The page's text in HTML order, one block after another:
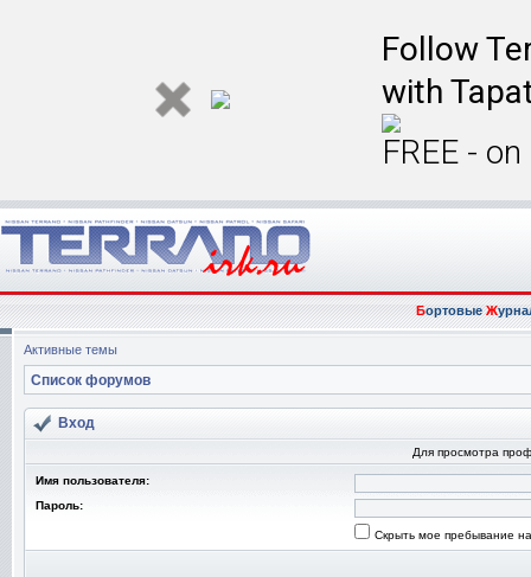
Follow
with
FREE -
БортовыеЖ
Активные темы
Список форумов
Вход
Для просмотра
Имя пользователя:
Пароль:
Скрыть мое пребывание